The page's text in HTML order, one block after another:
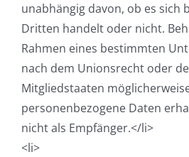
unabhängig davon, ob es sich
Dritten handelt oder nicht.
Rahmen eines bestimmten
nach dem Unionsrecht oder
Mitgliedstaaten
personenbezogene Daten
nicht als Empfänger.</li>
<li>